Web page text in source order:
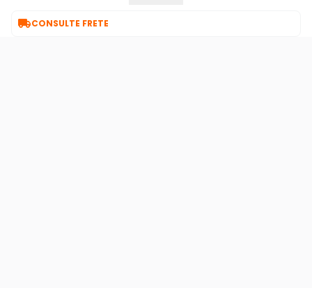
CONSULTE FRETE